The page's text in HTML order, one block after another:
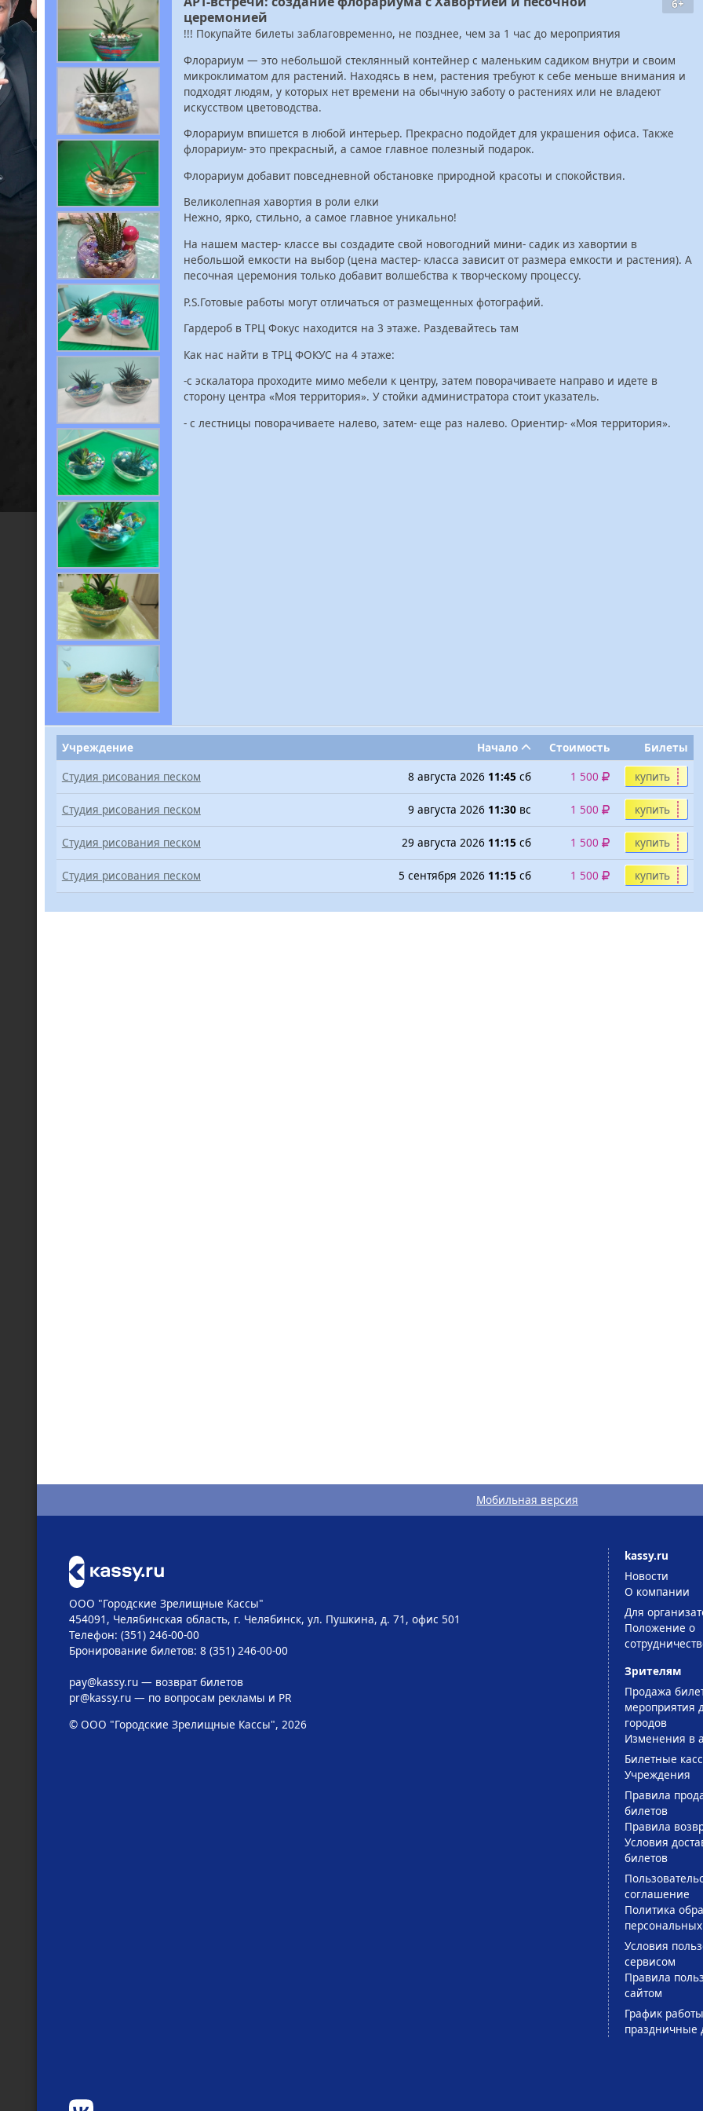
6+
церемонией
!!! Покупайте билеты заблаговременно, не позднее, чем за 1 час до мероприятия
Флорариум — это небольшой стеклянный контейнер с маленьким садиком внутри и своим
микроклиматом для растений. Находясь в нем, растения требуют к себе меньше внимания и
подходят людям, у которых нет времени на обычную заботу о растениях или не владеют
искусством цветоводства.
Флорариум впишется в любой интерьер. Прекрасно подойдет для украшения офиса. Также
флорариум- это прекрасный, а самое главное полезный подарок.
Флорариум добавит повседневной обстановке природной красоты и спокойствия.
Великолепная хавортия в роли елки
Нежно, ярко, стильно, а самое главное уникально!
На нашем мастер- классе вы создадите свой новогодний мини- садик из хавортии в
небольшой емкости на выбор (цена мастер- класса зависит от размера емкости и растения). А
песочная церемония только добавит волшебства к творческому процессу.
P.S.Готовые работы могут отличаться от размещенных фотографий.
Гардероб в ТРЦ Фокус находится на 3 этаже. Раздевайтесь там
Как нас найти в ТРЦ ФОКУС на 4 этаже:
-с эскалатора проходите мимо мебели к центру, затем поворачиваете направо и идете в
сторону центра «Моя территория». У стойки администратора стоит указатель.
- с лестницы поворачиваете налево, затем- еще раз налево. Ориентир- «Моя территория».
Учреждение Начало Стоимость
Билеты
Студия рисования песком
8 августа 2026 11:45 сб 1 500 купить
Студия рисования песком 9 августа 2026 11:30 вс 1 500 купить
Студия рисования песком 29 августа 2026 11:15 сб 1 500 купить
Студия рисования песком 5 сентября 2026 11:15 сб 1 500 купить
Мобильная версия
ООО "Городские Зрелищные Кассы"
454091, Челябинская область, г. Челябинск, ул. Пушкина, д. 71, офис 501
Телефон: (351) 246-00-00
Бронирование билетов: 8 (351) 246-00-00
pay@kassy.ru— возврат билетов
pr@kassy.ru— по вопросам рекламы и PR
© ООО "Городские Зрелищные Кассы", 2026
kassy.ru
Новости
О компании
Для
Положение о
Зрителям
Продажа
мероприятия
городов
Изменения в
Билетные
Учреждения
Правила
билетов
Правила
Условия
билетов
соглашение
Политика
Условия
сервисом
Правила
сайтом
График
праздничные